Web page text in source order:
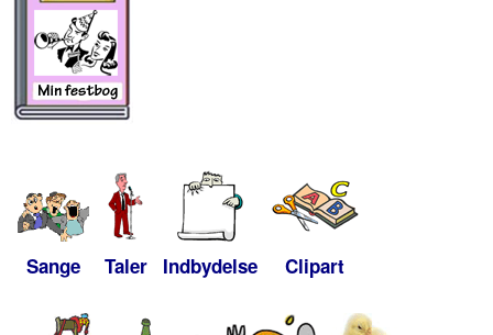
Sange Taler Indbydelse Clipart